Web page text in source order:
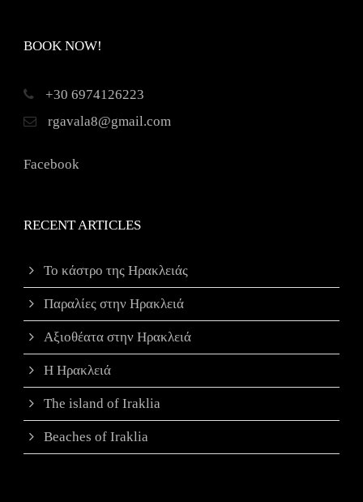
BOOK NOW!
+30 6974126223
rgavala8@gmail.com
Facebook
RECENT ARTICLES
Το κάστρο της Ηρακλειάς
Παραλίες στην Ηρακλειά
Αξιοθέατα στην Ηρακλειά
Η Ηρακλειά
The island of Iraklia
Beaches of Iraklia